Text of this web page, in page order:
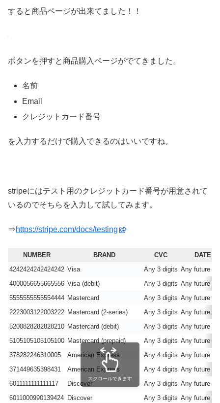
すると商品ページが出来てました！！
ボタンを押すと商品購入ページがでてきました。
名前
Email
クレジットカード番号
を入力するだけで購入できるのはいいですね。
stripeにはテスト用のクレジットカード番号が用意されて
いるのでそちらを入力して試してみます。
⇒https://stripe.com/docs/testing
NUMBER BRAND CVC
DATE
4242424242424242 Visa Any 3 digits Any future
4000056655665556 Visa (debit) Any 3 digits Any future
5555555555554444 Mastercard Any 3 digits Any future
2223003122003222 Mastercard (2-series) Any 3 digits Any future
5200828282828210 Mastercard (debit) Any 3 digits Any future
5105105105105100 Mastercard (prepaid) Any 3 digits Any future
378282246310005
American Express Any 4 digits Any future
371449635398431
American Express Any 4 digits Any future
6011111111111117
Discover Any 3 digits Any future
6011000990139424 Discover Any 3 digits Any future
スクロールできます